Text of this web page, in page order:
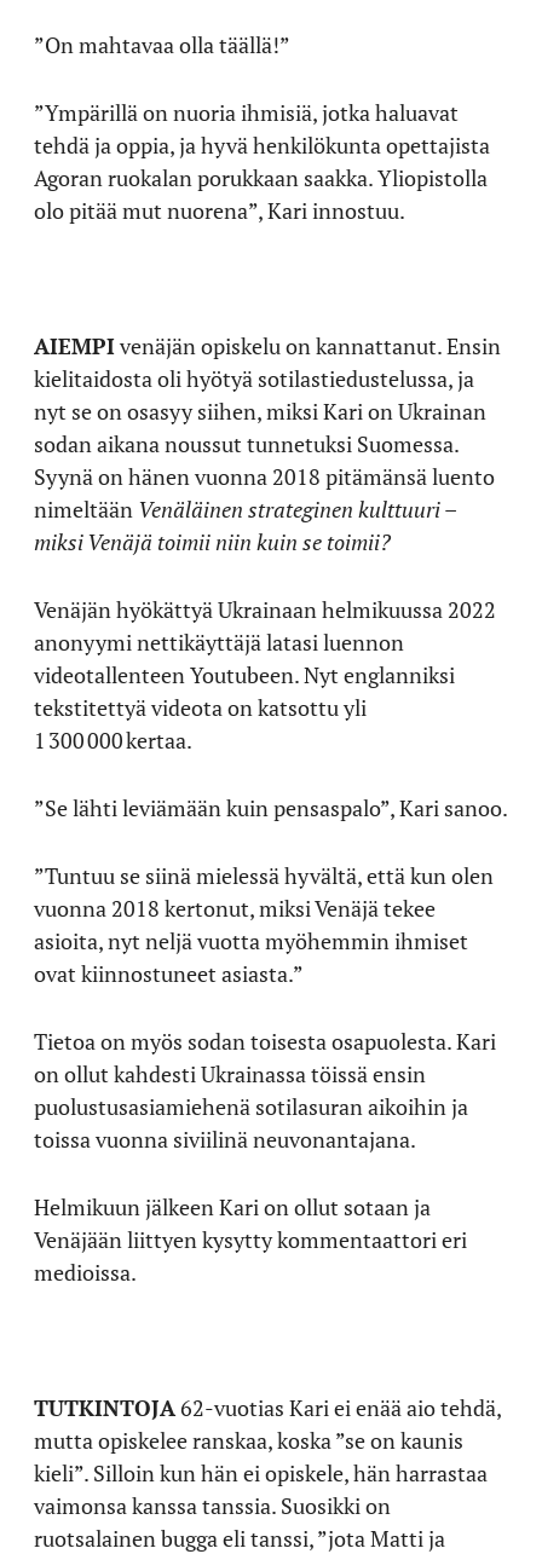
”On mahtavaa olla täällä!”
”Ympärillä on nuoria ihmisiä, jotka haluavat
tehdä ja oppia, ja hyvä henkilökunta opettajista
Agoran ruokalan porukkaan saakka. Yliopistolla
olo pitää mut nuorena”, Kari innostuu.
AIEMPIvenäjän opiskelu on kannattanut. Ensin
kielitaidosta oli hyötyä sotilastiedustelussa, ja
nyt se on osasyy siihen, miksi Kari on Ukrainan
sodan aikana noussut tunnetuksi Suomessa.
Syynä on hänen vuonna 2018 pitämänsä luento
nimeltään Venäläinen strateginen kulttuuri –
miksi Venäjä toimii niin kuin se toimii?
Venäjän hyökättyä Ukrainaan helmikuussa 2022
anonyymi nettikäyttäjä latasi luennon
videotallenteen Youtubeen. Nyt englanniksi
tekstitettyä videota on katsottu yli
1 300 000 kertaa.
”Se lähti leviämään kuin pensaspalo”, Kari sanoo.
”Tuntuu se siinä mielessä hyvältä, että kun olen
vuonna 2018 kertonut, miksi Venäjä tekee
asioita, nyt neljä vuotta myöhemmin ihmiset
ovat kiinnostuneet asiasta.”
Tietoa on myös sodan toisesta osapuolesta. Kari
on ollut kahdesti Ukrainassa töissä ensin
puolustusasiamiehenä sotilasuran aikoihin ja
toissa vuonna siviilinä neuvonantajana.
Helmikuun jälkeen Kari on ollut sotaan ja
Venäjään liittyen kysytty kommentaattori eri
medioissa.
TUTKINTOJA62-vuotias Kari ei enää aio tehdä,
mutta opiskelee ranskaa, koska ”se on kaunis
kieli”. Silloin kun hän ei opiskele, hän harrastaa
vaimonsa kanssa tanssia. Suosikki on
ruotsalainen bugga eli tanssi, ”jota Matti ja